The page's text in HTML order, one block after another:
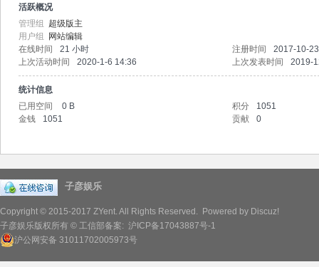
乐
活跃概况
管理组 超级版主
用户组
网站编辑
在线时间
21 小时 注册时间
2017-10-
上次活动时间
2020-1-6 14:36 上次发表时间 2019-
统计信息
已用空间
0 B 积分
1051
金钱
1051 贡献 0
子彦娱乐
Copyright © 2015-2017 ZYent. All Rights Reserved. Powered by Discuz!
子彦娱乐版权所有 © 工信部备案: 沪ICP备17043887号-1
沪公网安备 31011702005973号